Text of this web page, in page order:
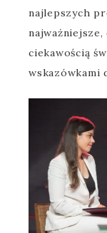
najlepszych
ciekawością
wskazówkami